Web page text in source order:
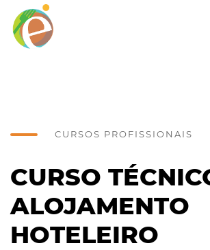
CURSOS PROFISSIONAIS
CURSO
ALOJAMENTO
HOTELEIRO